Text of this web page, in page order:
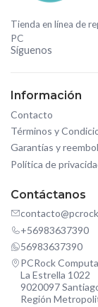
Tienda en línea de
PC
Síguenos
Información
Contacto
Términos y
Garantías y
Política de
Contáctanos
+56983637390
56983637390
PCRock
La Estrella 1022
9020097
Región